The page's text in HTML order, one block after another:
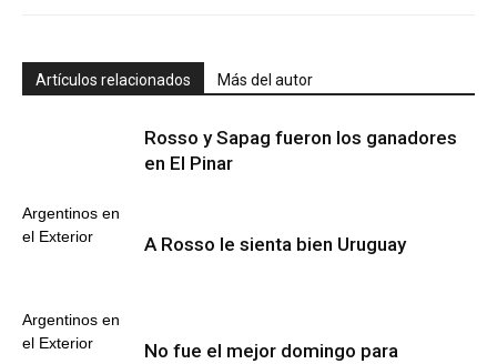
Artículos relacionados Más del autor
Argentinos en
el Exterior
Rosso y Sapag fueron los ganadores
en El Pinar
Argentinos en
el Exterior
A Rosso le sienta bien Uruguay
No fue el mejor domingo para